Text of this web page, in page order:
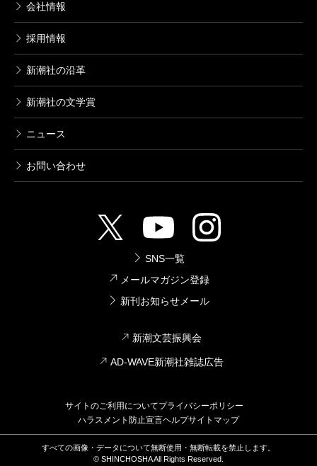
会社情報
採用情報
新潮社の沿革
新潮社の文学賞
ニュース
お問い合わせ
SNS一覧
メールマガジン登録
新刊お知らせメール
新潮文芸振興会
AD-WAVE新潮社雑誌広告
サイトのご利用についてプライバシーポリシー
ハラスメント防止宣言ヘルプサイトマップ
すべての画像・データについて無断使用・無断転載を禁止します。
© SHINCHOSHA All Rights Reserved.